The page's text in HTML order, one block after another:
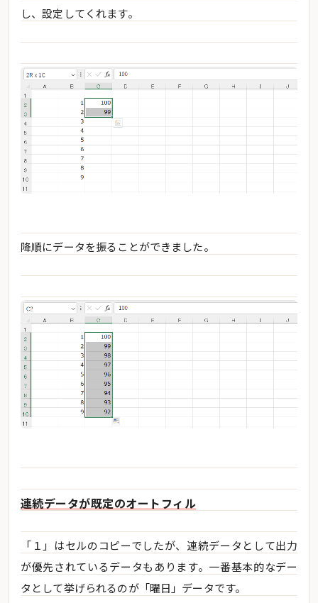
し、設定してくれます。
降順にデータを振ることができました。
連続データが既定のオートフィル
「１」はセルのコピーでしたが、連続データとして出力
が優先されているデータもあります。一番基本的なデー
タとして挙げられるのが「曜日」データです。